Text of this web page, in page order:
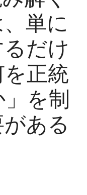
単に
だけ
正統
を制
ある